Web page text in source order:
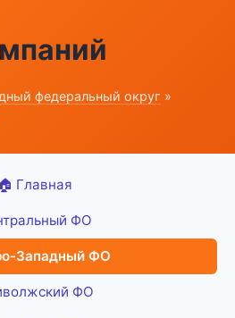
федеральный округ »
🏠 Главная
ФО
Западный ФО
ФО